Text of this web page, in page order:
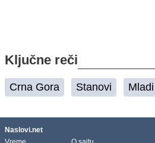
Ključne reči
Crna Gora Stanovi Mladi
Naslovi.net